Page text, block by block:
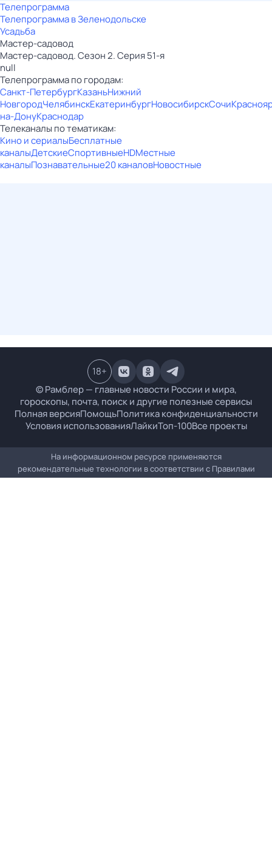
Телепрограмма
Телепрограмма в Зеленодольске
Усадьба
Мастер-садовод
Мастер-садовод. Сезон 2. Серия 51-я
null
Телепрограмма по городам:
Санкт-ПетербургКазаньНижний
НовгородЧелябинскЕкатеринбургНовосибирскСочи
на-ДонуКраснодар
Телеканалы по тематикам:
Кино и сериалыБесплатные
каналыДетскиеСпортивныеHDМестные
каналыПознавательные20 каналовНовостные
© Рамблер — главные новости России и мира,
гороскопы, почта, поиск и другие полезные сервисы
Полная версияПомощьПолитика конфиденциальности
Условия использованияЛайкиТоп-100Все проекты
18+
На информационном ресурсе применяются
рекомендательные технологии в соответствии с Правилами